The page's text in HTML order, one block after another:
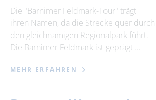
Die "Barnimer Feldmark-Tour" trägt
ihren Namen, da die Strecke quer durch
den gleichnamigen Regionalpark führt.
Die Barnimer Feldmark ist geprägt …
MEHR ERFAHREN